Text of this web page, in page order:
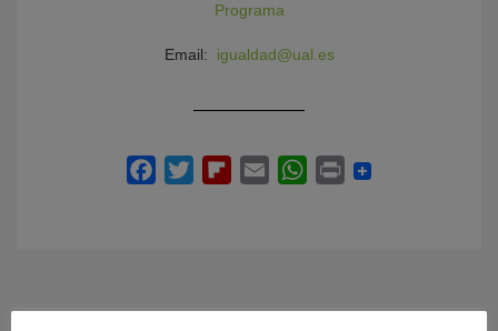
Programa
Email: igualdad@ual.es